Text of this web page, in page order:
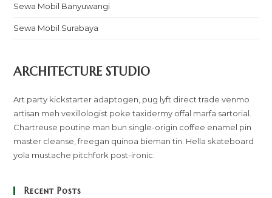
Sewa Mobil Banyuwangi
Sewa Mobil Surabaya
ARCHITECTURE STUDIO
Art party kickstarter adaptogen, pug lyft direct trade venmo
artisan meh vexillologist poke taxidermy offal marfa sartorial.
Chartreuse poutine man bun single-origin coffee enamel pin
master cleanse, freegan quinoa bieman tin. Hella skateboard
yola mustache pitchfork post-ironic.
Recent Posts